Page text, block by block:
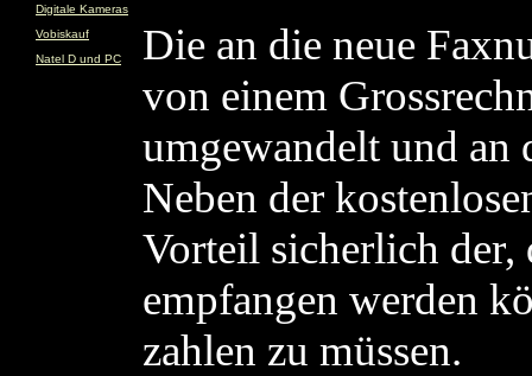
Digitale Kameras
Vobiskauf
Natel D und PC
Die an die neue
von einem
umgewandelt und an
Neben der
Vorteil sicherlich der,
empfangen werden
zahlen zu müssen.